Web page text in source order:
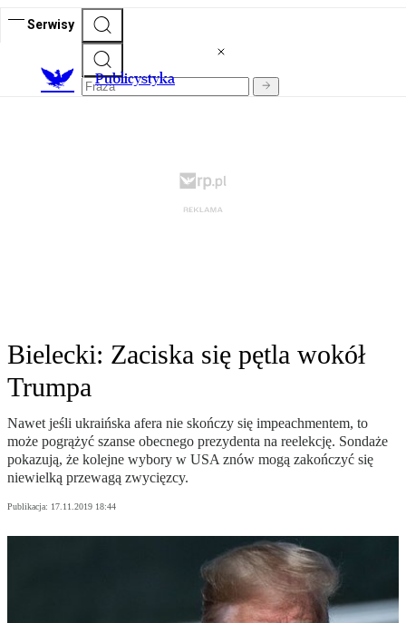
Serwisy
Publicystyka
Bielecki: Zaciska się pętla wokół
Trumpa
Nawet jeśli ukraińska afera nie skończy się impeachmentem, to
może pogrążyć szanse obecnego prezydenta na reelekcję. Sondaże
pokazują, że kolejne wybory w USA znów mogą zakończyć się
niewielką przewagą zwycięzcy.
Publikacja: 17.11.2019 18:44